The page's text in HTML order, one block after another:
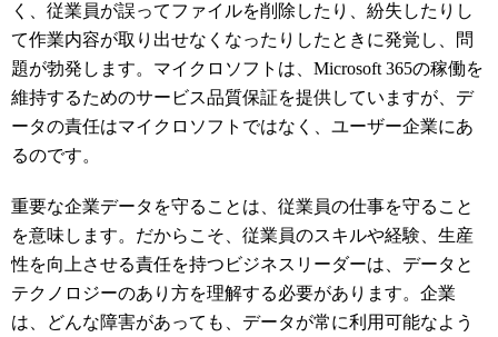
く
従業員が誤ってファイルを削除したり
紛失したりし
て作業内容が取り出せなくなったりしたときに発覚し、問
題が勃発します。マイクロソフトは、Microsoft 365の稼働を
維持するためのサービス品質保証を提供していますが、デ
ータの責任はマイクロソフトではなく、ユーザー企業にあ
るのです。
重要な企業データを守ることは、従業員の仕事を守ること
を意味します。だからこそ、 従業員のスキルや経験、生産
性を向上させる責任を持つ ビジネスリーダーは、データと
テクノロジーのあり方を理解する必要があります。 企業
は、どんな障害があっても、データが常に利用可能なよう